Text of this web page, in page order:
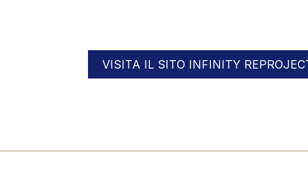
VISITA IL SITO INFINITY